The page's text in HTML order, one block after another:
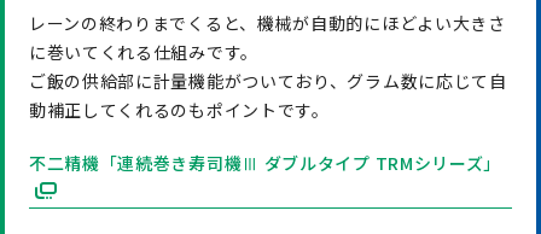
レーンの終わりまでくると、機械が自動的にほどよい大きさ
に巻いてくれる仕組みです。
ご飯の供給部に計量機能がついており、グラム数に応じて自
動補正してくれるのもポイントです。
不二精機「連続巻き寿司機Ⅲ ダブルタイプ TRMシリーズ」